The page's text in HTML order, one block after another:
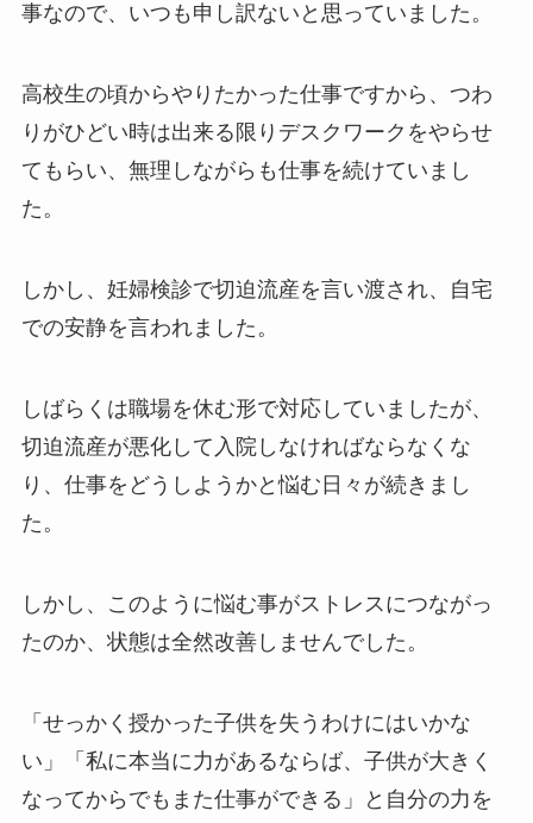
事なので、いつも申し訳ないと思っていました。
高校生の頃からやりたかった仕事ですから、つわ
りがひどい時は出来る限りデスクワークをやらせ
てもらい、無理しながらも仕事を続けていまし
た。
しかし、妊婦検診で切迫流産を言い渡され、自宅
での安静を言われました。
しばらくは職場を休む形で対応していましたが、
切迫流産が悪化して入院しなければならなくな
り、仕事をどうしようかと悩む日々が続きまし
た。
しかし、このように悩む事がストレスにつながっ
たのか、状態は全然改善しませんでした。
「せっかく授かった子供を失うわけにはいかな
い」「私に本当に力があるならば、子供が大きく
なってからでもまた仕事ができる」と自分の力を